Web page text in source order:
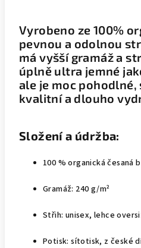
Vyrobeno ze 100%
pevnou a odolnou
má vyšší gramáž a
úplně ultra jemné
ale je moc
kvalitní a dlouho
Složení a údržba:
100 % organická česaná
Gramáž: 240 g/m²
Střih: unisex, lehce
Potisk: sítotisk, z české